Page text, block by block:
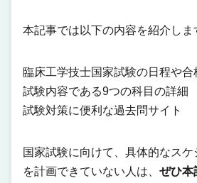
本記事では以下の内容を紹介しま
臨床工学技士国家試験の日程や合
試験内容である9つの科目の詳細
試験対策に便利な過去問サイト
国家試験に向けて、具体的なス
を計画できていない人は、 ぜひ本